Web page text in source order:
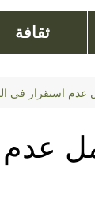
ثقافة
عدم استقرار في